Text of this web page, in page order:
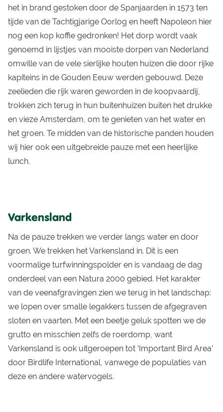
het in brand gestoken door de Spanjaarden in 1573 ten
tijde van de Tachtigjarige Oorlog en heeft Napoleon hier
nog een kop koffie gedronken! Het dorp wordt vaak
genoemd in lijstjes van mooiste dorpen van Nederland
omwille van de vele sierlijke houten huizen die door rijke
kapiteins in de Gouden Eeuw werden gebouwd. Deze
zeelieden die rijk waren geworden in de koopvaardij,
trokken zich terug in hun buitenhuizen buiten het drukke
en vieze Amsterdam, om te genieten van het water en
het groen. Te midden van de historische panden houden
wij hier ook een uitgebreide pauze met een heerlijke
lunch.
Varkensland
Na de pauze trekken we verder langs water en door
groen. We trekken het Varkensland in. Dit is een
voormalige turfwinningspolder en is vandaag de dag
onderdeel van een Natura 2000 gebied. Het karakter
van de veenafgravingen zien we terug in het landschap:
we lopen over smalle legakkers tussen de afgegraven
sloten en vaarten. Met een beetje geluk spotten we de
grutto en misschien zelfs de roerdomp, want
Varkensland is ook uitgeroepen tot ‘Important Bird Area’
door Birdlife International, vanwege de populaties van
deze en andere watervogels.